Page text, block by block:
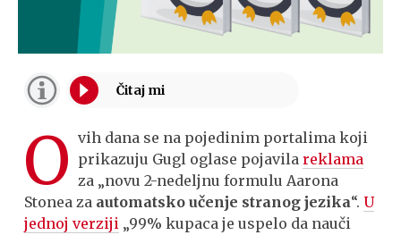
O vih dana se na pojedinim portalima koji
prikazuju Gugl oglase pojavilareklama
za „novu 2-nedeljnu formulu Aarona
Stonea za automatsko učenje stranog jezika“.U
jednoj verziji „99% kupaca je uspelo da nauči